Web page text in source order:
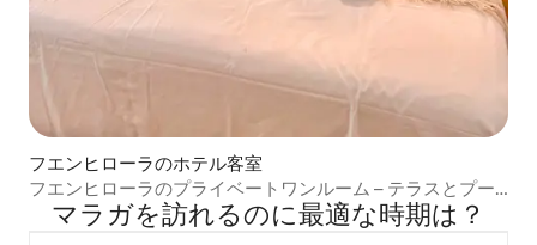
フエンヒローラのホテル客室
フエンヒローラのプライベートワンルーム – テラスとプー
マラガを訪⁠れ⁠るの⁠に最⁠適⁠な時⁠期⁠は⁠？